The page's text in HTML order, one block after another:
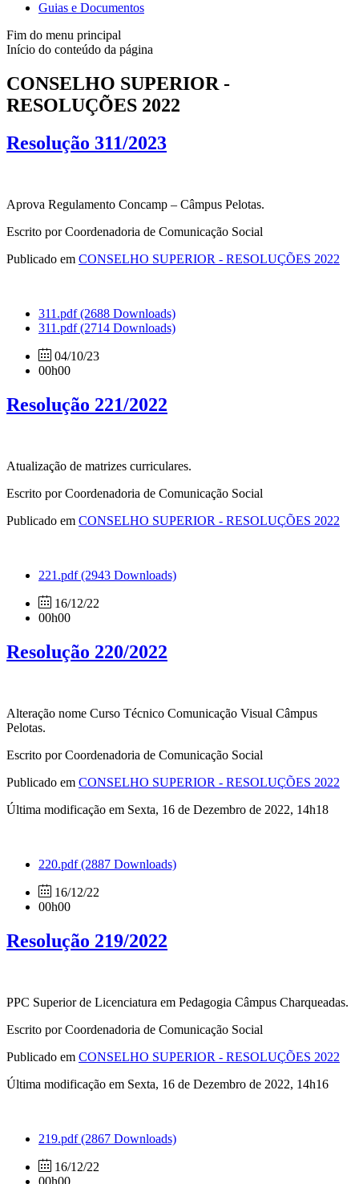
Guias e Documentos
Fim do menu principal
Início do conteúdo da página
CONSELHO SUPERIOR -
RESOLUÇÕES 2022
Resolução 311/2023
Aprova Regulamento Concamp – Câmpus Pelotas.
Escrito por Coordenadoria de Comunicação Social
Publicado em CONSELHO SUPERIOR - RESOLUÇÕES 2022
311.pdf(2688 Downloads)
311.pdf(2714 Downloads)
04/10/23
00h00
Resolução 221/2022
Atualização de matrizes curriculares.
Escrito por Coordenadoria de Comunicação Social
Publicado em CONSELHO SUPERIOR - RESOLUÇÕES 2022
221.pdf(2943 Downloads)
16/12/22
00h00
Resolução 220/2022
Alteração nome Curso Técnico Comunicação Visual Câmpus
Pelotas.
Escrito por Coordenadoria de Comunicação Social
Publicado em CONSELHO SUPERIOR - RESOLUÇÕES 2022
Última modificação em Sexta, 16 de Dezembro de 2022, 14h18
220.pdf(2887 Downloads)
16/12/22
00h00
Resolução 219/2022
PPC Superior de Licenciatura em Pedagogia Câmpus Charqueadas.
Escrito por Coordenadoria de Comunicação Social
Publicado em CONSELHO SUPERIOR - RESOLUÇÕES 2022
Última modificação em Sexta, 16 de Dezembro de 2022, 14h16
219.pdf(2867 Downloads)
16/12/22
00h00